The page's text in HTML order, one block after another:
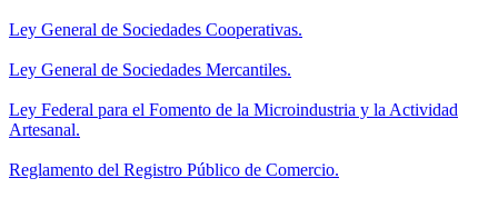
Ley General de Sociedades Cooperativas.
Ley General de Sociedades Mercantiles.
Ley Federal para el Fomento de la Microindustria y la Actividad
Artesanal.
Reglamento del Registro Público de Comercio.